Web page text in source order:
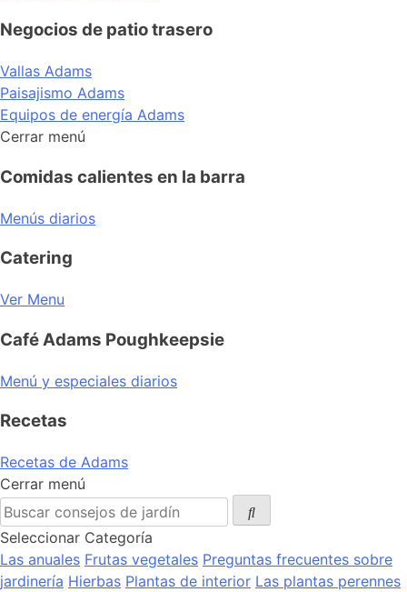
Negocios de patio trasero
Vallas Adams
Paisajismo Adams
Equipos de energía Adams
Cerrar menú
Comidas calientes en la barra
Menús diarios
Catering
Ver Menu
Café Adams Poughkeepsie
Menú y especiales diarios
Recetas
Recetas de Adams
Cerrar menú
Seleccionar Categoría
Las anuales Frutas vegetales Preguntas frecuentes sobre
jardinería Hierbas Plantas de interior Las plantas perennes